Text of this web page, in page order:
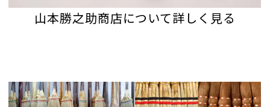
山本勝之助商店について詳しく見る